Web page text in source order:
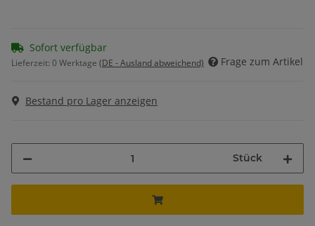
Sofort verfügbar
Lieferzeit: 0 Werktage (DE - Ausland abweichend) Frage zum Artikel
Bestand pro Lager anzeigen
Stück